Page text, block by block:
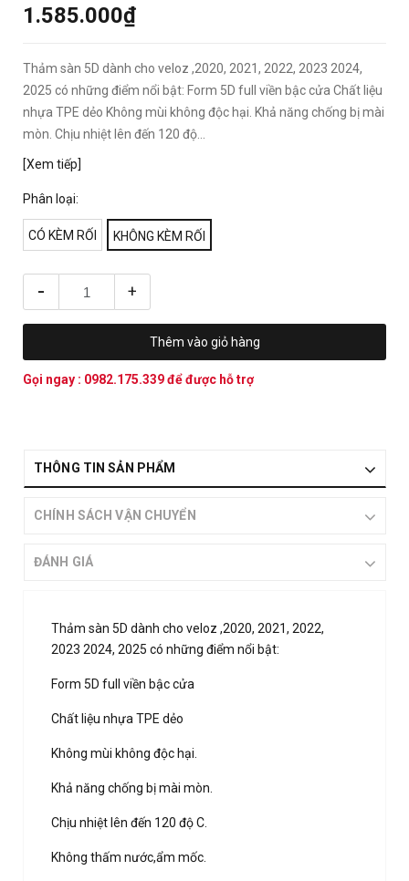
1.585.000₫
Thảm sàn 5D dành cho veloz ,2020, 2021, 2022, 2023 2024,
2025 có những điểm nổi bật: Form 5D full viền bậc cửa Chất liệu
nhựa TPE dẻo Không mùi không độc hại. Khả năng chống bị mài
mòn. Chịu nhiệt lên đến 120 độ...
[Xem tiếp]
Phân loại:
CÓ KÈM RỐI KHÔNG KÈM RỐI
- +
Thêm vào giỏ hàng
Gọi ngay : 0982.175.339để được hỗ trợ
THÔNG TIN SẢN PHẨM
CHÍNH SÁCH VẬN CHUYỂN
ĐÁNH GIÁ
Thảm sàn 5D dành cho veloz ,2020, 2021, 2022,
2023 2024, 2025 có những điểm nổi bật:
Form 5D full viền bậc cửa
Chất liệu nhựa TPE dẻo
Không mùi không độc hại.
Khả năng chống bị mài mòn.
Chịu nhiệt lên đến 120 độ C.
Không thấm nước,ẩm mốc.